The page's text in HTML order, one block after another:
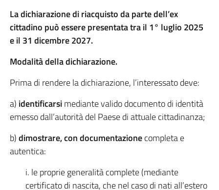
La dichiarazione di riacquisto da parte dell’ex
cittadino può essere presentata tra il 1° luglio 2025
e il 31 dicembre 2027.
Modalità della dichiarazione.
Prima di rendere la dichiarazione, l’interessato deve:
a) identificarsimediante valido documento di identità
emesso dall’autorità del Paese di attuale cittadinanza;
b)dimostrare, con documentazionecompleta e
autentica:
i. le proprie generalità complete (mediante
certificato di nascita, che nel caso di nati all’estero